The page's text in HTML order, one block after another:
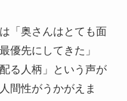
「奥さんはとても面
優先にしてきた」
る人柄」という声が
間性がうかがえま